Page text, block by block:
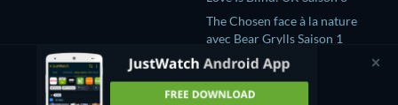
The Chosen face à la nature
avec Bear Grylls Saison 1
Secrets Declassified with
David Duchovny Saison 1